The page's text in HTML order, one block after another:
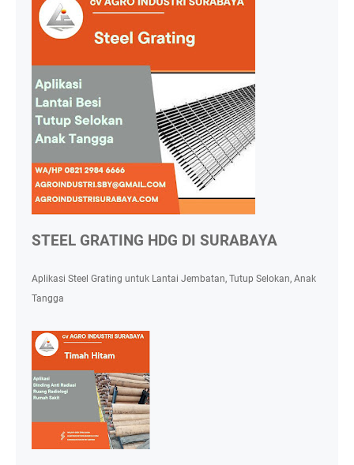
STEEL GRATING HDG DI SURABAYA
Aplikasi Steel Grating untuk Lantai Jembatan, Tutup Selokan, Anak
Tangga